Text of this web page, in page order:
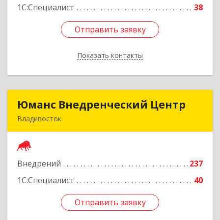
1С:Специалист
38
Отправить заявку
Показать контакты
Отправить заявку
Назад
Юманс Внедренческий Центр
Владивосток
Внедрений
237
1С:Специалист
40
Отправить заявку
Юманс Внедренческий Центр
Подробнее
Отправить заявку